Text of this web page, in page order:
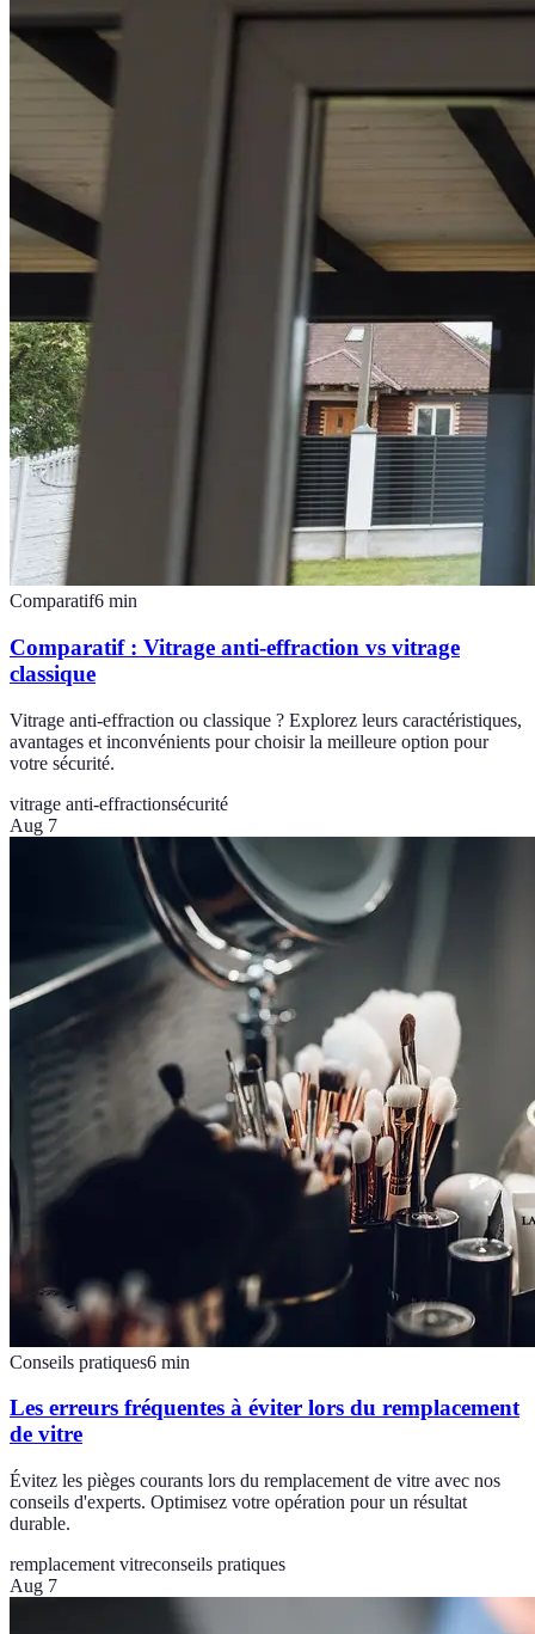
Comparatif6 min
Comparatif : Vitrage anti-effraction vs vitrage
classique
Vitrage anti-effraction ou classique ? Explorez leurs caractéristiques,
avantages et inconvénients pour choisir la meilleure option pour
votre sécurité.
vitrage anti-effractionsécurité
Aug 7
Conseils pratiques6 min
Les erreurs fréquentes à éviter lors du remplacement
de vitre
Évitez les pièges courants lors du remplacement de vitre avec nos
conseils d'experts. Optimisez votre opération pour un résultat
durable.
remplacement vitreconseils pratiques
Aug 7